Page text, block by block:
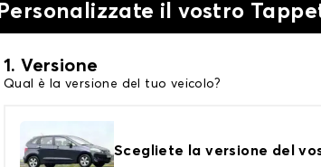
Personalizzate il vostro
1. Versione
Qual è la versione del tuo veicolo?
Scegliete la versione del